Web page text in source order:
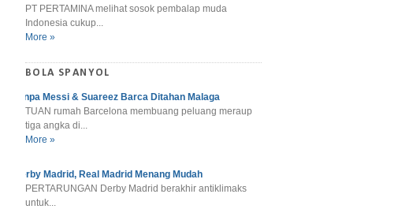
PT PERTAMINA melihat sosok pembalap muda
Indonesia cukup...
More »
BOLA SPANYOL
Tanpa Messi & Suareez Barca Ditahan Malaga
TUAN rumah Barcelona membuang peluang meraup
tiga angka di...
More »
Derby Madrid, Real Madrid Menang Mudah
PERTARUNGAN Derby Madrid berakhir antiklimaks
untuk...